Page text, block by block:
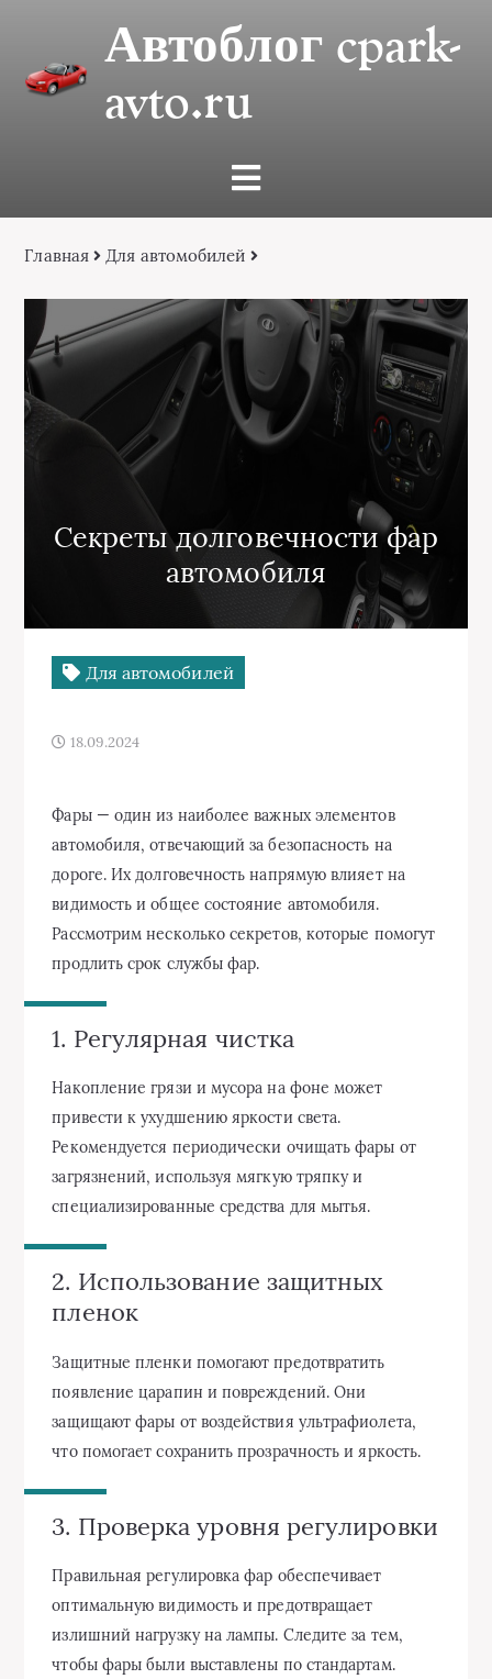
Автоблог cpark-
avto.ru
Главная Для автомобилей
Секреты долговечности фар
автомобиля
Для автомобилей
18.09.2024
Фары — один из наиболее важных элементов
автомобиля, отвечающий за безопасность на
дороге. Их долговечность напрямую влияет на
видимость и общее состояние автомобиля.
Рассмотрим несколько секретов, которые помогут
продлить срок службы фар.
1. Регулярная чистка
Накопление грязи и мусора на фоне может
привести к ухудшению яркости света.
Рекомендуется периодически очищать фары от
загрязнений, используя мягкую тряпку и
специализированные средства для мытья.
2. Использование защитных
пленок
Защитные пленки помогают предотвратить
появление царапин и повреждений. Они
защищают фары от воздействия ультрафиолета,
что помогает сохранить прозрачность и яркость.
3. Проверка уровня регулировки
Правильная регулировка фар обеспечивает
оптимальную видимость и предотвращает
излишний нагрузку на лампы. Следите за тем,
чтобы фары были выставлены по стандартам.